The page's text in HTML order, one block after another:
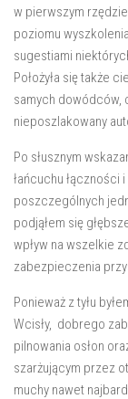
w pierwszym
poziomu
sugestiami
Położyła się także
samych dowódców,
nieposzlakowany
Po słusznym
łańcuchu
poszczególnych
podjąłem się
wpływ na wszelkie
zabezpieczenia
Ponieważ z tyłu
Wcisły, dobrego
pilnowania osłon
szarżującym przez
muchy nawet